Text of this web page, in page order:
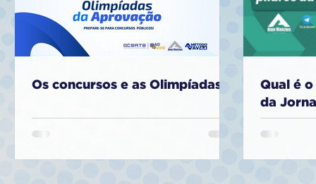
Os concursos e as Olimpíadas
Qual é
da